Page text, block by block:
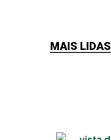
MAIS LIDAS